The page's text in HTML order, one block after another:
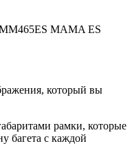
MAMA ES
который вы
рамки, которые
багета с каждой